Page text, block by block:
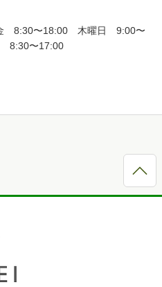
8:30〜18:00 木曜日 9:00〜
8:30〜17:00